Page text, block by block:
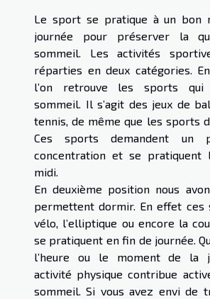
Le sport se pratique à un bon
journée pour préserver la
sommeil. Les activités
réparties en deux catégories.
l’on retrouve les sports
sommeil. Il s’agit des jeux de
tennis, de même que les sports
Ces sports demandent un
concentration et se pratiquent
midi.
En deuxième position nous
permettent dormir. En effet ces
vélo, l’elliptique ou encore la
se pratiquent en fin de journée.
l’heure ou le moment de la
activité physique contribue
sommeil. Si vous avez envi de